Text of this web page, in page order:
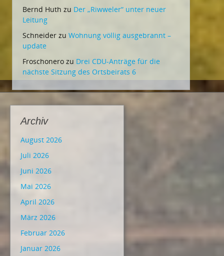
Bernd Huth zu Der „Riwweler“ unter neuer
Leitung
Schneider zu Wohnung völlig ausgebrannt –
update
Froschonero zu Drei CDU-Anträge für die
nächste Sitzung des Ortsbeirats 6
Archiv
August 2026
Juli 2026
Juni 2026
Mai 2026
April 2026
März 2026
Februar 2026
Januar 2026